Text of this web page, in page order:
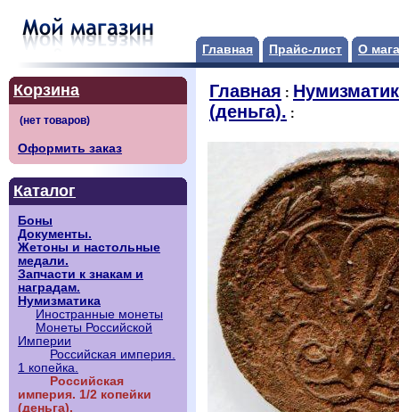
Главная Прайс-лист О
Корзина
Оформить заказ
Каталог
Боны
Документы.
Жетоны и настольные
медали.
Запчасти к знакам и
наградам.
Нумизматика
Иностранные монеты
Монеты Российской
Империи
Российская империя.
1 копейка.
Российская
империя. 1/2 копейки
(деньга).
Главная :
(деньга). :